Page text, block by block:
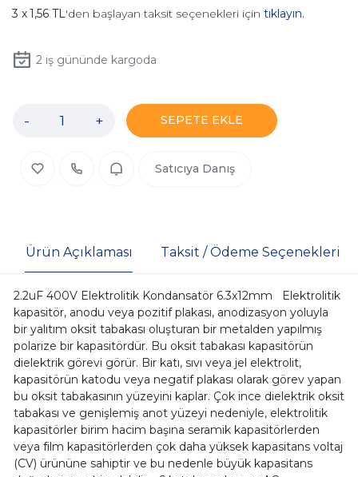
1,56 TL'den başlayan taksit seçenekleri için tıklayın.
2iş gününde kargoda
- + SEPETE EKLE
Satıcıya Danış
Ürün Açıklaması Taksit / Ödeme Seçenekleri
2.2uF 400V Elektrolitik Kondansatör 6.3x12mm Elektrolitik
kapasitör, anodu veya pozitif plakası, anodizasyon yoluyla
bir yalıtım oksit tabakası oluşturan bir metalden yapılmış
polarize bir kapasitördür. Bu oksit tabakası kapasitörün
dielektrik görevi görür. Bir katı, sıvı veya jel elektrolit,
kapasitörün katodu veya negatif plakası olarak görev yapan
bu oksit tabakasının yüzeyini kaplar. Çok ince dielektrik oksit
tabakası ve genişlemiş anot yüzeyi nedeniyle, elektrolitik
kapasitörler birim hacim başına seramik kapasitörlerden
veya film kapasitörlerden çok daha yüksek kapasitans voltaj
(CV) ürününe sahiptir ve bu nedenle büyük kapasitans